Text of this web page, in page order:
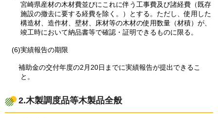
宮崎県産材の木材費並びにこれに伴う工事費及び諸経費（既存
施設の撤去に要する経費を除く。）とする。ただし、使用した
構造材、造作材、壁材、床材等の木材の使用数量（材積）が、
竣工時において納品書等で確認・証明できるものに限る。
(6)実績報告の期限
補助金の交付年度の2月20日までに実績報告が提出できるこ
と。
2.木製調度品等木製品全般